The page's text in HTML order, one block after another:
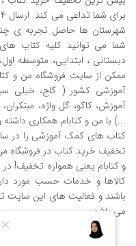
شهرستان ها حاصل تجربه ی
شما می توانید کلیه کتاب
دبستانی ، ابتدایی، متوسطه
ممکن از سایت فروشگاه من و
آموزشی کشور ( گاج، خیلی
آموزش، کاگو، گل واژه،
...) با من و کتابام همکاری
کتاب های کمک آموزشی را در
تخفیف خرید کتاب در فروشگاه
و کتابام یعنی همواره تخفیف!
کالاها و خدمات حسب مورد
باشند و فعالیت های این سایت
می باشد.